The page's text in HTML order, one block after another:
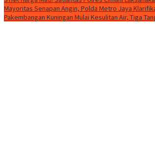
Mayoritas Senapan Angin, Polda Metro Jaya
Pakembangan Kuningan Mulai Kesulitan Air, Tiga